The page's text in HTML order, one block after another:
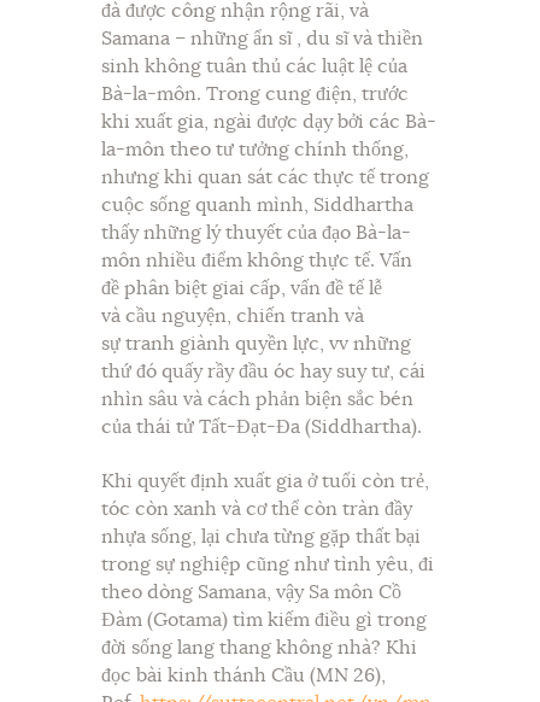
đà được công nhận rộng rãi, và
Samana – những ẩn sĩ , du sĩ và thiền
sinh không tuân thủ các luật lệ của
Bà-la-môn. Trong cung điện, trước
khi xuất gia, ngài được dạy bởi các Bà-
la-môn theo tư tưởng chính thống,
nhưng khi quan sát các thực tế trong
cuộc sống quanh mình, Siddhartha
thấy những lý thuyết của đạo Bà-la-
môn nhiều điểm không thực tế. Vấn
đề phân biệt giai cấp, vấn đề tế lễ
và cầu nguyện, chiến tranh và
sự tranh giành quyền lực, vv những
thứ đó quấy rầy đầu óc hay suy tư, cái
nhìn sâu và cách phản biện sắc bén
của thái tử Tất-Đạt-Đa (Siddhartha).
Khi quyết định xuất gia ở tuổi còn trẻ,
tóc còn xanh và cơ thể còn tràn đầy
nhựa sống, lại chưa từng gặp thất bại
trong sự nghiệp cũng như tình yêu, đi
theo dòng Samana, vậy Sa môn Cồ
Đàm (Gotama) tìm kiếm điều gì trong
đời sống lang thang không nhà? Khi
đọc bài kinh thánh Cầu (MN 26),